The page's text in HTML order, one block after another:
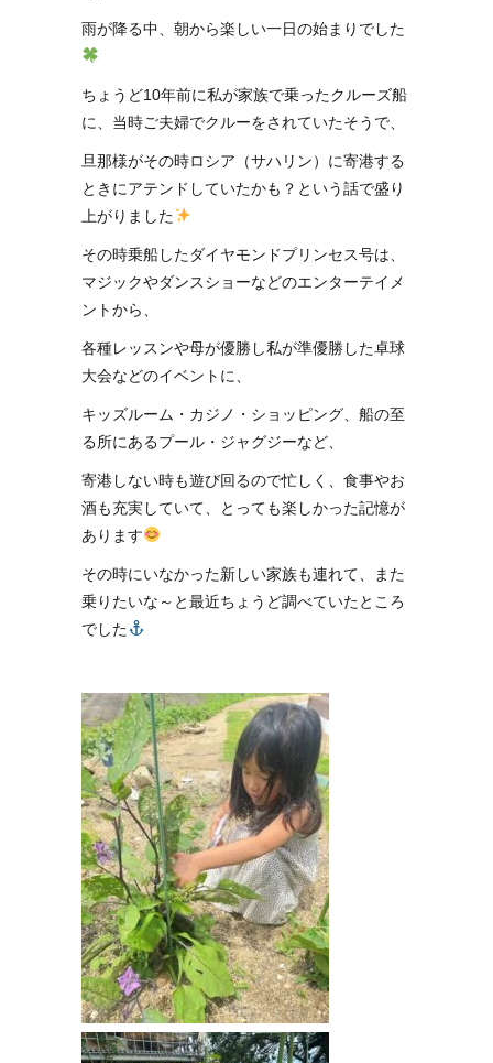
雨が降る中、朝から楽しい一日の始まりでした
ちょうど10年前に私が家族で乗ったクルーズ船
に、当時ご夫婦でクルーをされていたそうで、
旦那様がその時ロシア（サハリン）に寄港する
ときにアテンドしていたかも？という話で盛り
上がりました
その時乗船したダイヤモンドプリンセス号は、
マジックやダンスショーなどのエンターテイメ
ントから、
各種レッスンや母が優勝し私が準優勝した卓球
大会などのイベントに、
キッズルーム・カジノ・ショッピング、船の至
る所にあるプール・ジャグジーなど、
寄港しない時も遊び回るので忙しく、食事やお
酒も充実していて、とっても楽しかった記憶が
あります
その時にいなかった新しい家族も連れて、また
乗りたいな～と最近ちょうど調べていたところ
でした